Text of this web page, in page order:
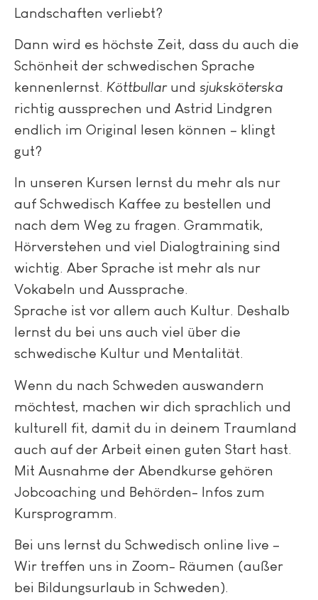
Landschaften verliebt?
Dann wird es höchste Zeit, dass du auch die
Schönheit der schwedischen Sprache
kennenlernst. Köttbullarund sjuksköterska
richtig aussprechen und Astrid Lindgren
endlich im Original lesen können – klingt
gut?
In unseren Kursen lernst du mehr als nur
auf Schwedisch Kaffee zu bestellen und
nach dem Weg zu fragen. Grammatik,
Hörverstehen und viel Dialogtraining sind
wichtig. Aber Sprache ist mehr als nur
Vokabeln und Aussprache.
Sprache ist vor allem auch Kultur. Deshalb
lernst du bei uns auch viel über die
schwedische Kultur und Mentalität.
Wenn du nach Schweden auswandern
möchtest, machen wir dich sprachlich und
kulturell fit, damit du in deinem Traumland
auch auf der Arbeit einen guten Start hast.
Mit Ausnahme der Abendkurse gehören
Jobcoaching und Behörden- Infos zum
Kursprogramm.
Bei uns lernst du Schwedisch online live –
Wir treffen uns in Zoom- Räumen (außer
bei Bildungsurlaub in Schweden).